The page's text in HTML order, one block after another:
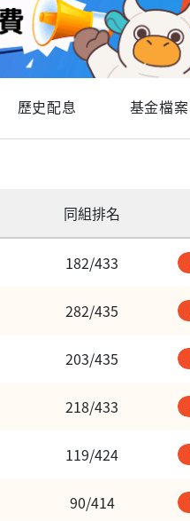
歷史配息 基金檔案
同組排名
182/433
282/435
203/435
218/433
119/424
90/414